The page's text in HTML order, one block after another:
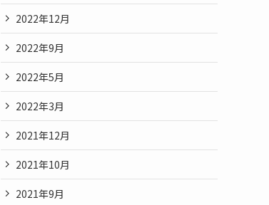
2022年12月
2022年9月
2022年5月
2022年3月
2021年12月
2021年10月
2021年9月